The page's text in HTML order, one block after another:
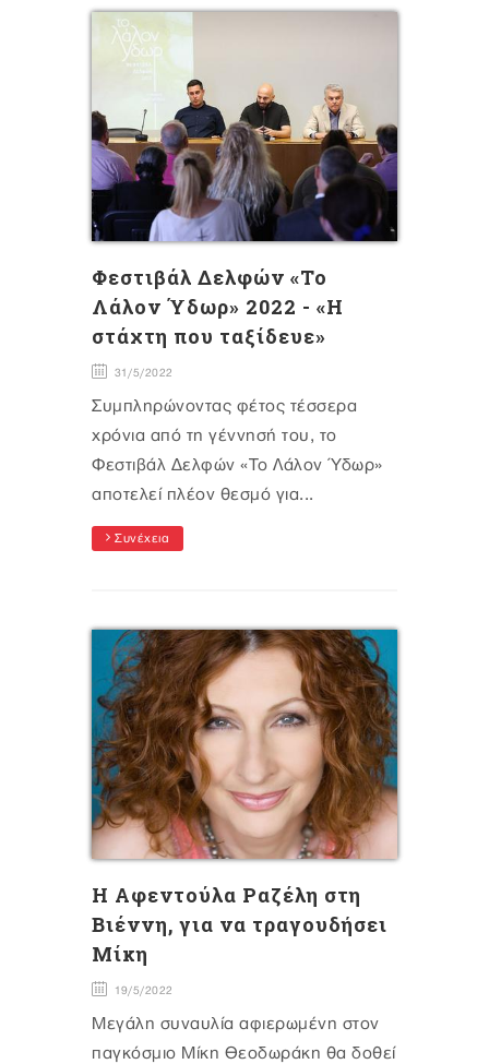
Φεστιβάλ Δελφών «Το
Λάλον Ύδωρ» 2022 - «Η
στάχτη που ταξίδευε»
31/5/2022
Συμπληρώνοντας φέτος τέσσερα
χρόνια από τη γέννησή του, το
Φεστιβάλ Δελφών «Το Λάλον Ύδωρ»
αποτελεί πλέον θεσμό για...
Συνέχεια
Η Αφεντούλα Ραζέλη στη
Βιέννη, για να τραγουδήσει
Μίκη
19/5/2022
Mεγάλη συναυλία αφιερωμένη στον
παγκόσμιο Μίκη Θεοδωράκη θα δοθεί